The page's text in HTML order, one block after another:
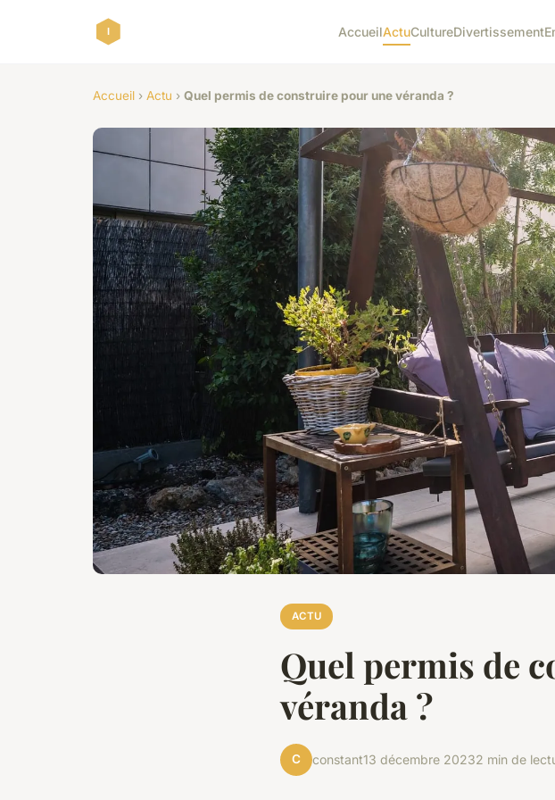
AccueilActuCultureDivertissement
Accueil › Actu › Quel permis de construire pour une véranda ?
ACTU
Quel permis de
véranda ?
C constant13 décembre 20232 min de